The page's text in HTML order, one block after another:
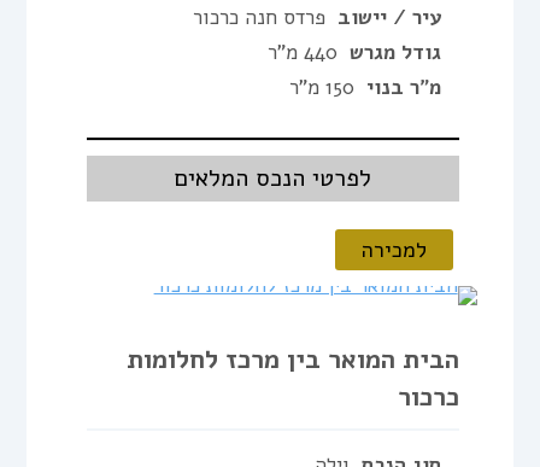
עיר / יישוב פרדס חנה כרכור
גודל מגרש 440 מ"ר
מ"ר בנוי 150 מ"ר
לפרטי הנכס המלאים
למכירה
הבית המואר בין מרכז לחלומות
כרכור